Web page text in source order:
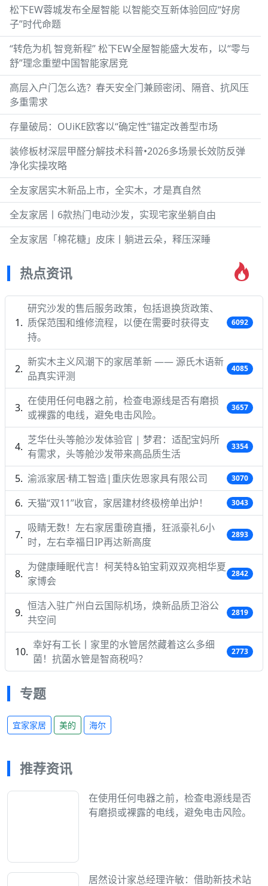
松下EW蓉城发布全屋智能 以智能交互新体验回应“好房
子”时代命题
“转危为机 智竞新程” 松下EW全屋智能盛大发布，以“零与
舒”理念重塑中国智能家居竞
高层入户门怎么选？春天安全门兼顾密闭、隔音、抗风压
多重需求
存量破局：OUiKE欧客以“确定性”锚定改善型市场
装修板材深层甲醛分解技术科普•2026多场景长效防反弹
净化实操攻略
全友家居实木新品上市，全实木，才是真自然
全友家居丨6款热门电动沙发，实现宅家坐躺自由
全友家居「棉花糖」皮床丨躺进云朵，释压深睡
热点资讯
研究沙发的售后服务政策，包括退换货政策、
质保范围和维修流程，以便在需要时获得支
持。
6092
新实木主义风潮下的家居革新 —— 源氏木语新
品真实评测
4085
在使用任何电器之前，检查电源线是否有磨损
或裸露的电线，避免电击风险。
3657
芝华仕头等舱沙发体验官 | 梦君：适配宝妈所
有需求，头等舱沙发带来高品质生活
3354
渝派家居·精工智造|重庆佐恩家具有限公司 3070
天猫“双11”收官，家居建材终极榜单出炉！ 3043
吸睛无数！左右家居重磅直播，狂派豪礼6小
时，左右幸福日IP再达新高度
2893
为健康睡眠代言！柯芙特&铂宝莉双双亮相华夏
家博会
2842
恒洁入驻广州白云国际机场，焕新品质卫浴公
共空间
2819
幸好有工长丨家里的水管居然藏着这么多细
菌！抗菌水管是智商税吗？
2773
专题
宜家家居 美的 海尔
推荐资讯
在使用任何电器之前，检查电源线是否
有磨损或裸露的电线，避免电击风险。
居然设计家总经理许敏：借助新技术站